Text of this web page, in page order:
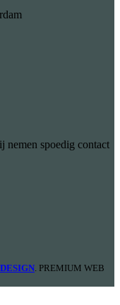
nemen spoedig contact
. PREMIUM WEB